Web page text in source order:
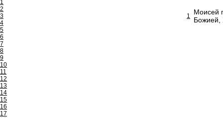
1
2
3
4
5
6
7
8
9
10
11
12
13
14
15
16
17
1
Моисей
Божией,